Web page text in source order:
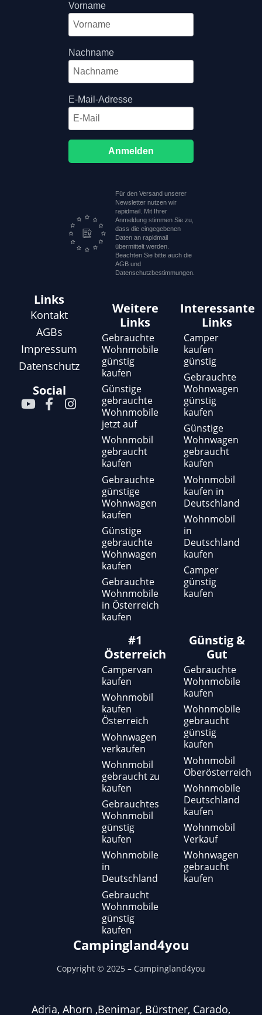
Vorname
Nachname
E-Mail-Adresse
Anmelden
Für den Versand unserer
Newsletter nutzen wir
rapidmail. Mit Ihrer
Anmeldung stimmen Sie zu,
dass die eingegebenen
Daten an rapidmail
übermittelt werden.
Beachten Sie bitte auch die
AGB und
Datenschutzbestimmungen.
Links
Kontakt
AGBs
Impressum
Datenschutz
Social
Y F
a
I
Weitere
Links
Gebrauchte
Wohnmobile
günstig
kaufen
Günstige
gebrauchte
Wohnmobile
jetzt auf
Wohnmobil
gebraucht
kaufen
Gebrauchte
günstige
Wohnwagen
kaufen
Günstige
gebrauchte
Wohnwagen
kaufen
Gebrauchte
Wohnmobile
in Österreich
kaufen
Interessante
Links
Camper
kaufen
günstig
Gebrauchte
Wohnwagen
günstig
kaufen
Günstige
Wohnwagen
gebraucht
kaufen
Wohnmobil
kaufen in
Deutschland
Wohnmobil
in
Deutschland
kaufen
Camper
günstig
kaufen
#1
Österreich
Campervan
kaufen
Wohnmobil
kaufen
Österreich
Wohnwagen
verkaufen
Wohnmobil
gebraucht zu
kaufen
Gebrauchtes
Wohnmobil
günstig
kaufen
Wohnmobile
in
Deutschland
Gebraucht
Wohnmobile
günstig
kaufen
Günstig &
Gut
Gebrauchte
Wohnmobile
kaufen
Wohnmobile
gebraucht
günstig
kaufen
Wohnmobil
Oberösterreich
Wohnmobile
Deutschland
kaufen
Wohnmobil
Verkauf
Wohnwagen
gebraucht
kaufen
Campingland4you
Copyright © 2025 – Campingland4you
Adria, Ahorn ,Benimar, Bürstner, Carado,